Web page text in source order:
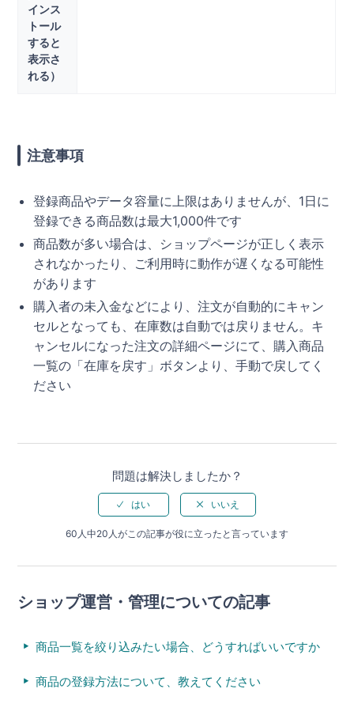
インス
トール
すると
表示さ
れる）
注意事項
登録商品やデータ容量に上限はありませんが、1日に
登録できる商品数は最大1,000件です
商品数が多い場合は、ショップページが正しく表示
されなかったり、ご利用時に動作が遅くなる可能性
があります
購入者の未入金などにより、注文が自動的にキャン
セルとなっても、在庫数は自動では戻りません。キ
ャンセルになった注文の詳細ページにて、購入商品
一覧の「在庫を戻す」ボタンより、手動で戻してく
ださい
問題は解決しましたか？
60人中20人がこの記事が役に立ったと言っています
ショップ運営・管理についての記事
商品一覧を絞り込みたい場合、どうすればいいですか
商品の登録方法について、教えてください